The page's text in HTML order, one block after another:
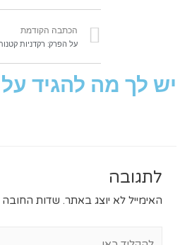
הכתבה הקודמת
על הפרק: רקדניות קטנות,
יש לך מה להגיד
לתגובה
האימייל לא יוצג באתר. שדות החובה